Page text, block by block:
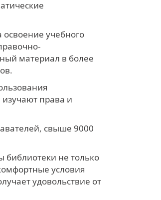
учебного
материал в более
права и
свыше 9000
библиотеки не только
условия
удовольствие от